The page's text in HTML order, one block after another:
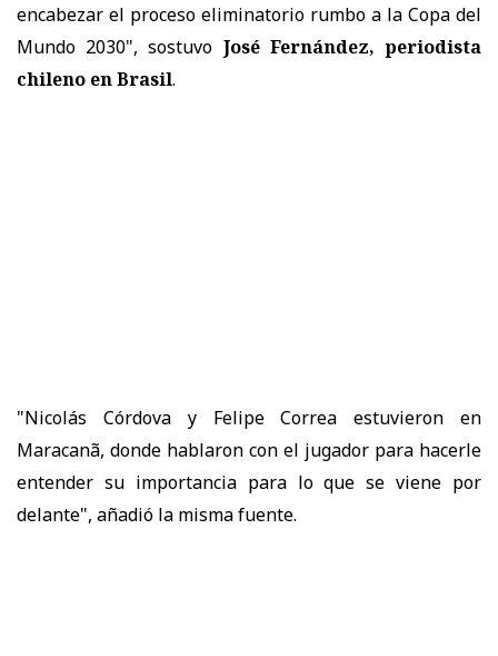
encabezar el proceso eliminatorio rumbo a la Copa del
Mundo 2030", sostuvo José Fernández, periodista
chileno en Brasil.
"Nicolás Córdova y Felipe Correa estuvieron en
Maracanã, donde hablaron con el jugador para hacerle
entender su importancia para lo que se viene por
delante", añadió la misma fuente.